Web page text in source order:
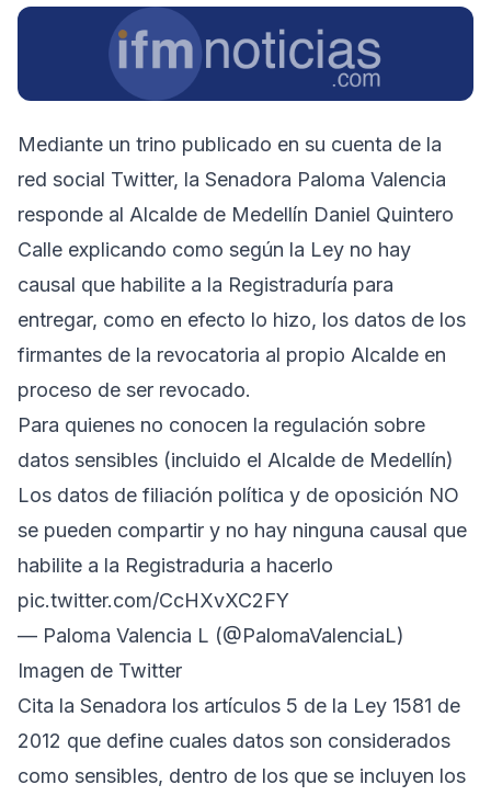
Mediante un trino publicado en su cuenta de la
red social Twitter, la Senadora Paloma Valencia
responde al Alcalde de Medellín Daniel Quintero
Calle explicando como según la Ley no hay
causal que habilite a la Registraduría para
entregar, como en efecto lo hizo, los datos de los
firmantes de la revocatoria al propio Alcalde en
proceso de ser revocado.
Para quienes no conocen la regulación sobre
datos sensibles (incluido el Alcalde de Medellín)
Los datos de filiación política y de oposición NO
se pueden compartir y no hay ninguna causal que
habilite a la Registraduria a hacerlo
pic.twitter.com/CcHXvXC2FY
— Paloma Valencia L (@PalomaValenciaL)
Imagen de Twitter
Cita la Senadora los artículos 5 de la Ley 1581 de
2012 que define cuales datos son considerados
como sensibles, dentro de los que se incluyen los